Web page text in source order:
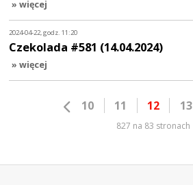
» więcej
2024-04-22, godz. 11:20
Czekolada #581 (14.04.2024)
» więcej
10 11 12 13
827 na 83 stronach